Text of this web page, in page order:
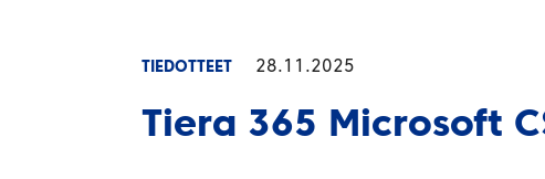
TIEDOTTEET 28.11.2025
Tiera 365 Microsoft